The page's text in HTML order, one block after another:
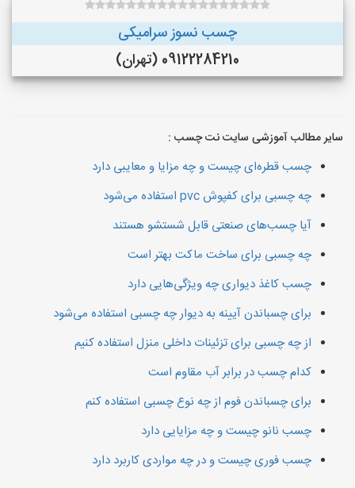
چسب نسوز سرامیکی
09122284210 (تهران)
سایر مطالب آموزشی سایت نت چسب :
چسب قطره‌ای چیست و چه مزایا و معایبی دارد
چه چسبی برای کفپوش pvc استفاده می‌شود
آیا چسب‌های صنعتی قابل شستشو هستند
چه چسبی برای ساخت ماکت بهتر است
چسب کاغذ دیواری چه ویژگی‌هایی دارد
برای چسباندن آیینه به دیوار چه چسبی استفاده می‌شود
از چه چسبی برای تزئینات داخلی منزل استفاده کنیم
کدام چسب در برابر آب مقاوم است
برای چسباندن فوم از چه نوع چسبی استفاده کنم
چسب نانو چیست و چه مزایایی دارد
چسب فوری چیست و در چه مواردی کاربرد دارد